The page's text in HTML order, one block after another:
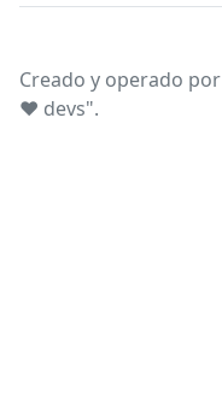
Creado y operado por
♥ devs".